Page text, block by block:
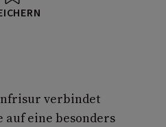
verbindet
eine besonders